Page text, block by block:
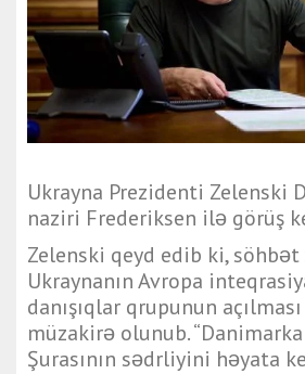
Ukrayna Prezidenti Zelenski
naziri Frederiksen ilə görüş
Zelenski qeyd edib ki, söhbət
Ukraynanın Avropa
danışıqlar qrupunun
müzakirə olunub. “Danimarka
Şurasının sədrliyini həyata